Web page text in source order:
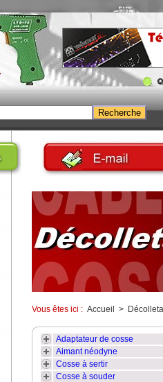
Vous êtes ici : Accueil >
Adaptateur de cosse
Aimant néodyne
Cosse à sertir
Cosse à souder